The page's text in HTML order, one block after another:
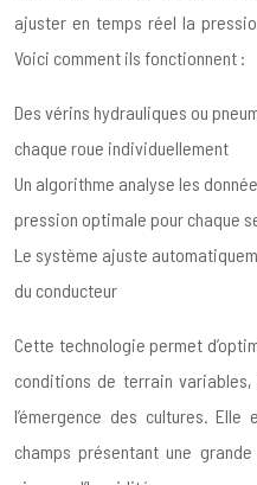
ajuster en temps réel la
Voici comment ils fonctionnent :
Des vérins hydrauliques ou
chaque roue individuellement
Un algorithme analyse les
pression optimale pour chaque
Le système ajuste
du conducteur
Cette technologie permet
conditions de terrain
l’émergence des cultures.
champs présentant une